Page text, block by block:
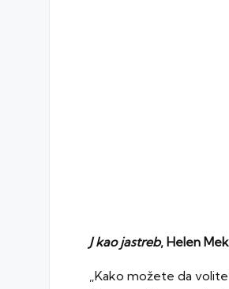
J kao jastreb, Helen
„Kako možete da